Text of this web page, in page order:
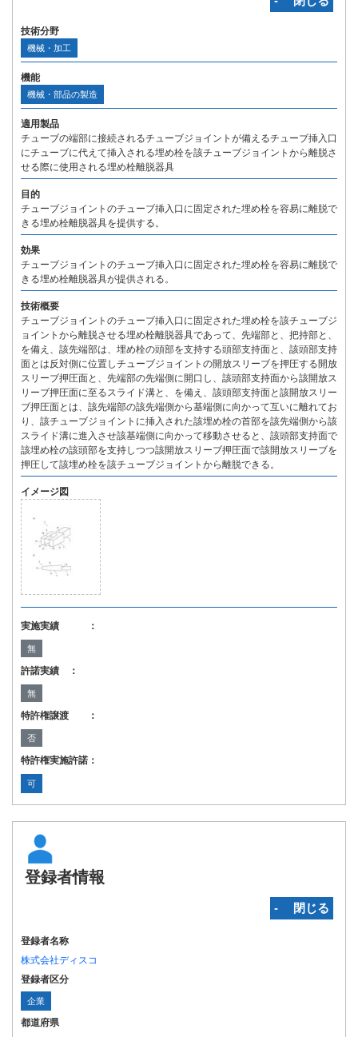
技術分野
機械・加工
機能
機械・部品の製造
適用製品
チューブの端部に接続されるチューブジョイントが備えるチューブ挿入口
にチューブに代えて挿入される埋め栓を該チューブジョイントから離脱さ
せる際に使用される埋め栓離脱器具
目的
チューブジョイントのチューブ挿入口に固定された埋め栓を容易に離脱で
きる埋め栓離脱器具を提供する。
効果
チューブジョイントのチューブ挿入口に固定された埋め栓を容易に離脱で
きる埋め栓離脱器具が提供される。
技術概要
チューブジョイントのチューブ挿入口に固定された埋め栓を該チューブジ
ョイントから離脱させる埋め栓離脱器具であって、先端部と、把持部と、
を備え、該先端部は、埋め栓の頭部を支持する頭部支持面と、該頭部支持
面とは反対側に位置しチューブジョイントの開放スリーブを押圧する開放
スリーブ押圧面と、先端部の先端側に開口し、該頭部支持面から該開放ス
リーブ押圧面に至るスライド溝と、を備え、該頭部支持面と該開放スリー
ブ押圧面とは、該先端部の該先端側から基端側に向かって互いに離れてお
り、該チューブジョイントに挿入された該埋め栓の首部を該先端側から該
スライド溝に進入させ該基端側に向かって移動させると、該頭部支持面で
該埋め栓の該頭部を支持しつつ該開放スリーブ押圧面で該開放スリーブを
押圧して該埋め栓を該チューブジョイントから離脱できる。
イメージ図
実施実績 ：
無
許諾実績 ：
無
特許権譲渡 ：
否
特許権実施許諾：
可
登録者情報
‐ 閉じる
登録者名称
株式会社ディスコ
登録者区分
企業
都道府県